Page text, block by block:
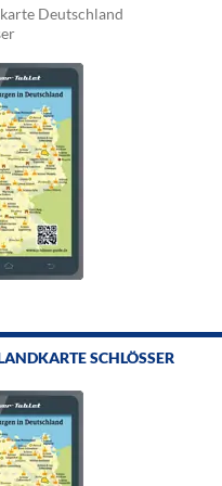
Deutschland
SCHLÖSSER